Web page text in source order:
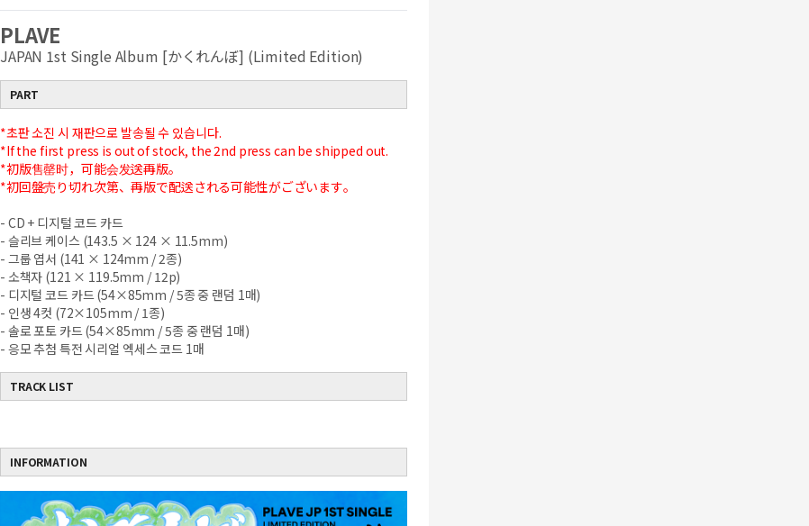
PLAVE
JAPAN 1st Single Album [かくれんぼ] (Limited Edition)
PART
*초판 소진 시 재판으로 발송될 수 있습니다.
*If the first press is out of stock, the 2nd press can be shipped out.
*初版售罄时，可能会发送再版。
*初回盤売り切れ次第、再版で配送される可能性がございます。
- CD + 디지털 코드 카드
- 슬리브 케이스 (143.5 × 124 × 11.5mm)
- 그룹 엽서 (141 × 124mm / 2종)
- 소책자 (121 × 119.5mm / 12p)
- 디지털 코드 카드 (54×85mm / 5종 중 랜덤 1매)
- 인생 4컷 (72×105mm / 1종)
- 솔로 포토 카드 (54×85mm / 5종 중 랜덤 1매)
- 응모 추첨 특전 시리얼 엑세스 코드 1매
TRACK LIST
INFORMATION